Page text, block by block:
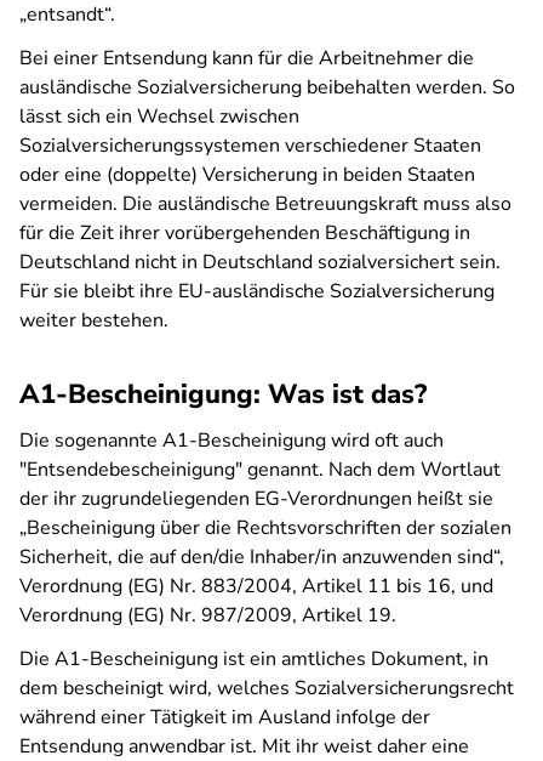
„entsandt“.
Bei einer Entsendung kann für die Arbeitnehmer die
ausländische Sozialversicherung beibehalten werden. So
lässt sich ein Wechsel zwischen
Sozialversicherungssystemen verschiedener Staaten
oder eine (doppelte) Versicherung in beiden Staaten
vermeiden. Die ausländische Betreuungskraft muss also
für die Zeit ihrer vorübergehenden Beschäftigung in
Deutschland nicht in Deutschland sozialversichert sein.
Für sie bleibt ihre EU-ausländische Sozialversicherung
weiter bestehen.
A1-Bescheinigung: Was ist das?
Die sogenannte A1-Bescheinigung wird oft auch
"Entsendebescheinigung" genannt. Nach dem Wortlaut
der ihr zugrundeliegenden EG-Verordnungen heißt sie
„Bescheinigung über die Rechtsvorschriften der sozialen
Sicherheit, die auf den/die Inhaber/in anzuwenden sind“,
Verordnung (EG) Nr. 883/2004, Artikel 11 bis 16, und
Verordnung (EG) Nr. 987/2009, Artikel 19.
Die A1-Bescheinigung ist ein amtliches Dokument, in
dem bescheinigt wird, welches Sozialversicherungsrecht
während einer Tätigkeit im Ausland infolge der
Entsendung anwendbar ist. Mit ihr weist daher eine